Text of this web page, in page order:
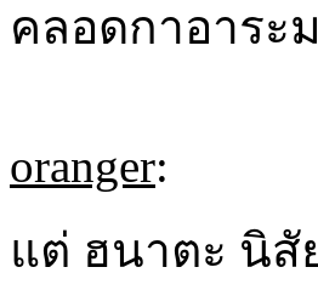
คลอดกาอาระ
oranger:
แต่ ฮนาตะ นิสั